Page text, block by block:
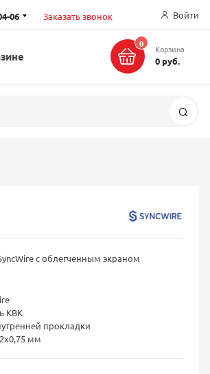
06 Заказать звонок Войти
0 Корзина
0 руб.
с облегченным экраном
КВК
прокладки
мм